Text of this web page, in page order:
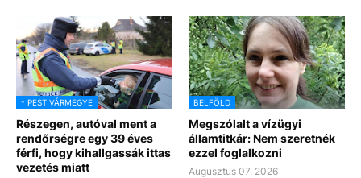
- PEST VÁRMEGYE
Részegen, autóval ment a
rendőrségre egy 39 éves
férfi, hogy kihallgassák ittas
vezetés miatt
BELFÖLD
Megszólalt a vízügyi
államtitkár: Nem szeretnék
ezzel foglalkozni
Augusztus 07, 2026